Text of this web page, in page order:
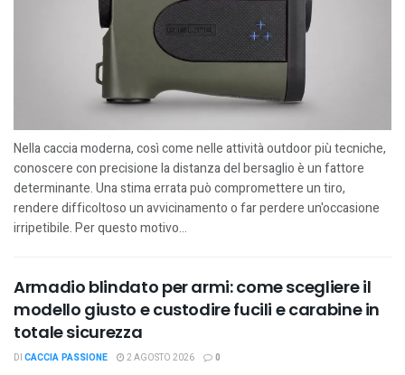
Nella caccia moderna, così come nelle attività outdoor più tecniche,
conoscere con precisione la distanza del bersaglio è un fattore
determinante. Una stima errata può compromettere un tiro,
rendere difficoltoso un avvicinamento o far perdere un'occasione
irripetibile. Per questo motivo...
Armadio blindato per armi: come scegliere il
modello giusto e custodire fucili e carabine in
totale sicurezza
DI CACCIA PASSIONE 2 AGOSTO 2026 0